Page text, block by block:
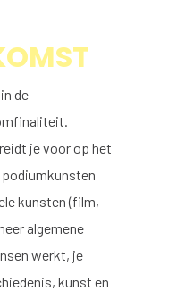
de
je voor op het
kunsten (film,
algemene
werkt, je
kunst en